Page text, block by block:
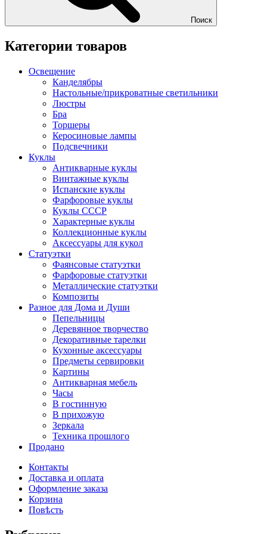
Поиск
Категории товаров
Освещение
Канделябры
Настольные/прикроватные светильники
Люстры
Бра
Торшеры
Керосиновые лампы
Подсвечники
Куклы
Антикварные куклы
Винтажные куклы
Испанские куклы
Фарфоровые куклы
Куклы СССР
Характерные куклы
Коллекционные куклы
Аксессуары для кукол
Статуэтки
Фаянсовые статуэтки
Фарфоровые статуэтки
Металлические статуэтки
Композиты
Разное для Дома и Души
Пепельницы
Деревянное творчество
Декоративные тарелки
Кухонные аксессуары
Предметы сервировки
Картины
Антикварная мебель
Часы
В гостинную
В прихожую
Зеркала
Техника прошлого
Продано
Контакты
Доставка и оплата
Оформление заказа
Корзина
Повѣсть